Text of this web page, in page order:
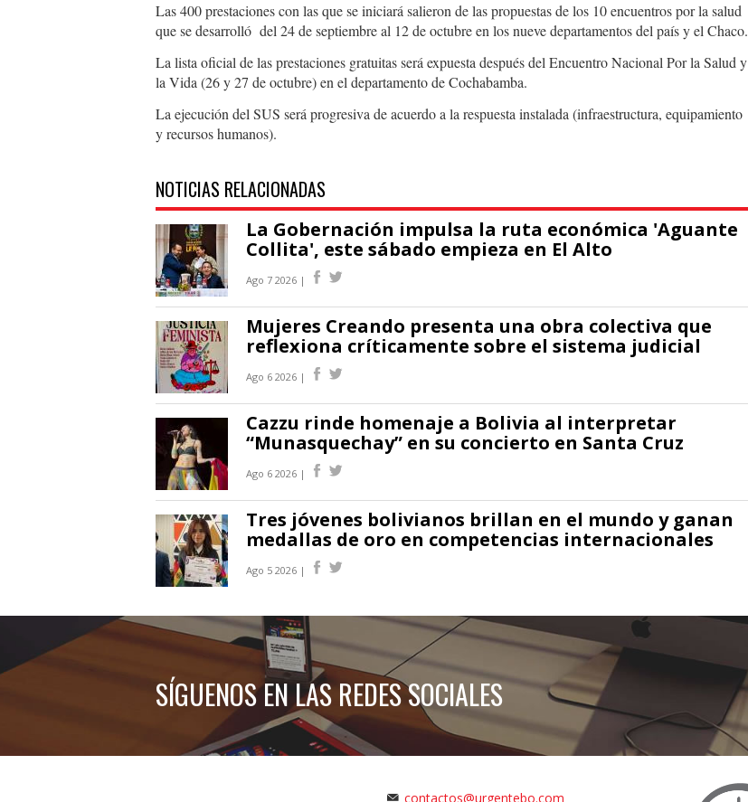
Las 400 prestaciones con las que se iniciará salieron de las propuestas de los 10 encuentros por la salud
que se desarrolló del 24 de septiembre al 12 de octubre en los nueve departamentos del país y el Chaco.
La lista oficial de las prestaciones gratuitas será expuesta después del Encuentro Nacional Por la Salud y
la Vida (26 y 27 de octubre) en el departamento de Cochabamba.
La ejecución del SUS será progresiva de acuerdo a la respuesta instalada (infraestructura, equipamiento
y recursos humanos).
NOTICIAS RELACIONADAS
La Gobernación impulsa la ruta económica 'Aguante
Collita', este sábado empieza en El Alto
Ago 7 2026 |
Mujeres Creando presenta una obra colectiva que
reflexiona críticamente sobre el sistema judicial
Ago 6 2026 |
Cazzu rinde homenaje a Bolivia al interpretar
“Munasquechay” en su concierto en Santa Cruz
Ago 6 2026 |
Tres jóvenes bolivianos brillan en el mundo y ganan
medallas de oro en competencias internacionales
Ago 5 2026 |
SÍGUENOS EN LAS REDES SOCIALES
contactos@urgentebo.com